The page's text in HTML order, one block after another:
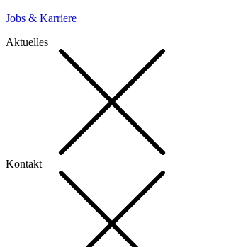
Jobs & Karriere
Aktuelles
Kontakt